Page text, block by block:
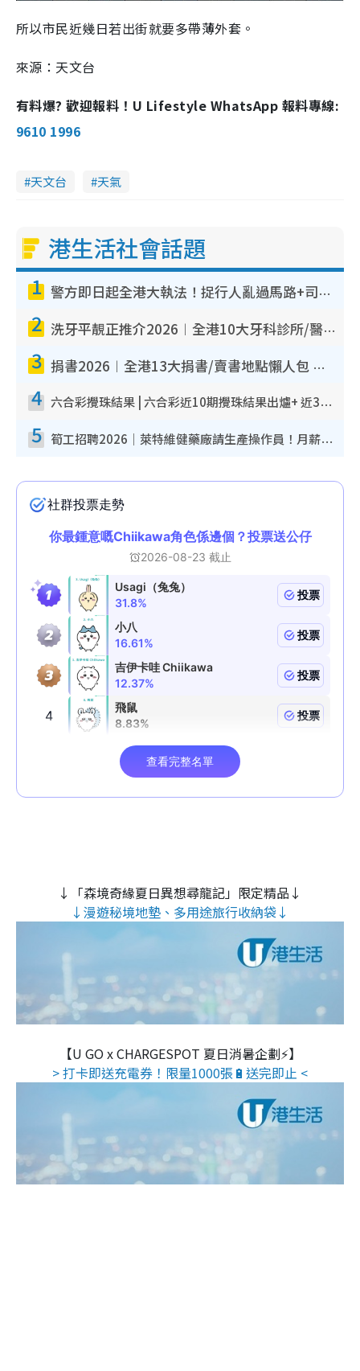
所以市民近幾日若出街就要多帶薄外套。
來源：天文台
有料爆? 歡迎報料！U Lifestyle WhatsApp 報料專線:
9610 1996
天文台 天氣
港生活社會話題
1 警方即日起全港大執法！捉行人亂過馬路+司機不專注駕駛！亂過馬路罰$2000
2 洗牙平靚正推介2026︱全港10大牙科診所/醫院懶人包 夜診至8點/鎮靜潔牙/醫療券適用
3 捐書2026︱全港13大捐書/賣書地點懶人包 二手課本最高$150＋舊書換免費咖啡/戲票
4 六合彩攪珠結果 | 六合彩近10期攪珠結果出爐+ 近30期最旺熱門中獎號碼
5 筍工招聘2026｜萊特維健藥廠請生產操作員！月薪高達$1.7萬 冷氣廠房/五天工作/保證雙糧
↓「森境奇緣夏日異想尋龍記」限定精品↓
↓漫遊秘境地墊、多用途旅行收納袋↓
【U GO x CHARGESPOT 夏日消暑企劃⚡】
> 打卡即送充電券！限量1000張🔋送完即止 <